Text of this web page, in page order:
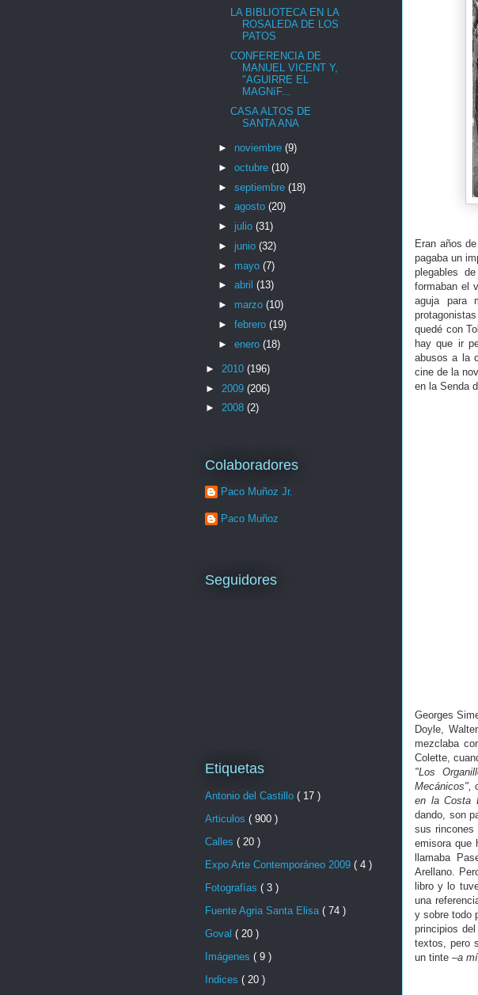
Eran años
pagaba un
plegables
formaban el
aguja para
quedé con
hay que ir
abusos a la
cine de la
en la Senda
Georges
Doyle,
mezclaba
Colette,
"Los
Mecánicos",
en la Costa
dando, son
sus rincones
emisora que
llamaba
Arellano.
libro y lo
una
y sobre todo
principios
textos, pero
un tinte –a
LA BIBLIOTECA EN LA
ROSALEDA DE LOS
PATOS
CONFERENCIA DE
MANUEL VICENT Y,
"AGUIRRE EL
MAGNíF...
CASA ALTOS DE
SANTA ANA
► noviembre (9)
► octubre (10)
► septiembre (18)
► agosto (20)
► julio (31)
► junio (32)
► mayo (7)
► abril (13)
► marzo (10)
► febrero (19)
► enero (18)
► 2010 (196)
► 2009 (206)
► 2008 (2)
Colaboradores
Paco Muñoz Jr.
Paco Muñoz
Seguidores
Etiquetas
Antonio del Castillo ( 17 )
Articulos ( 900 )
Calles ( 20 )
Expo Arte Contemporáneo 2009 ( 4 )
Fotografías ( 3 )
Fuente Agria Santa Elisa ( 74 )
Goval ( 20 )
Imágenes ( 9 )
Indices ( 20 )